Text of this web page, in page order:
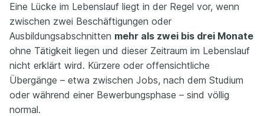
Eine Lücke im Lebenslauf liegt in der Regel vor, wenn
zwischen zwei Beschäftigungen oder
Ausbildungsabschnitten mehr als zwei bis drei Monate
ohne Tätigkeit liegen und dieser Zeitraum im Lebenslauf
nicht erklärt wird. Kürzere oder offensichtliche
Übergänge – etwa zwischen Jobs, nach dem Studium
oder während einer Bewerbungsphase – sind völlig
normal.